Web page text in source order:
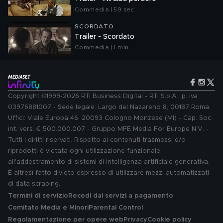
Commedia | 59 sec
SCORDATO
Trailer - Scordato
Commedia | 1 min
Copyright ©1999-2026 RTI Business Digital - RTI S.p.A.: p. iva
03976881007 - Sede legale: Largo del Nazareno 8, 00187 Roma.
Uffici: Viale Europa 46, 20093 Cologno Monzese (MI) - Cap. Soc.
int. vers. € 500.000.007 - Gruppo MFE Media For Europe N.V. -
Tutti i diritti riservati. Rispetto ai contenuti trasmessi e/o
riprodotti è vietata ogni utilizzazione funzionale
all'addestramento di sistemi di intelligenza artificiale generativa.
È altresì fatto divieto espresso di utilizzare mezzi automatizzati
di data scraping.
Termini di servizio Recedi dai servizi a pagamento
Comitato Media e MinoriParental Control
Regolamentazione per opere web PrivacyCookie policy